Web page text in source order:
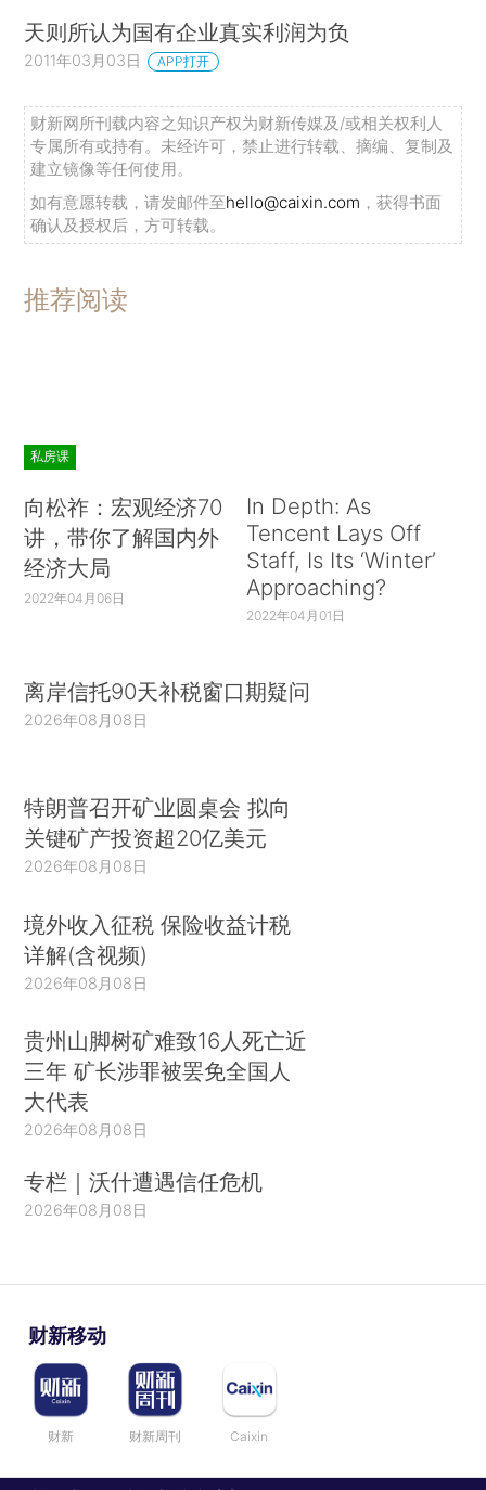
天则所认为国有企业真实利润为负
2011年03月03日 APP打开
财新网所刊载内容之知识产权为财新传媒及/或相关权利人
专属所有或持有。未经许可，禁止进行转载、摘编、复制及
建立镜像等任何使用。
如有意愿转载，请发邮件至hello@caixin.com ，获得书面
确认及授权后，方可转载。
推荐阅读
私房课
向松祚：宏观经济70
讲，带你了解国内外
经济大局
2022年04月06日
In Depth: As
Tencent Lays Off
Staff, Is Its ‘Winter’
Approaching?
2022年04月01日
离岸信托90天补税窗口期疑问
2026年08月08日
特朗普召开矿业圆桌会 拟向
关键矿产投资超20亿美元
2026年08月08日
境外收入征税 保险收益计税
详解(含视频)
2026年08月08日
贵州山脚树矿难致16人死亡近
三年 矿长涉罪被罢免全国人
大代表
2026年08月08日
专栏｜沃什遭遇信任危机
2026年08月08日
财新移动
财新 财新周刊 Caixin